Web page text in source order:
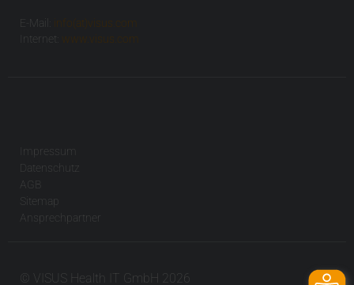
E-Mail:
info(at)visus.com
Internet:
www.visus.com
Impressum
Datenschutz
AGB
Sitemap
Ansprechpartner
© VISUS Health IT GmbH 2026